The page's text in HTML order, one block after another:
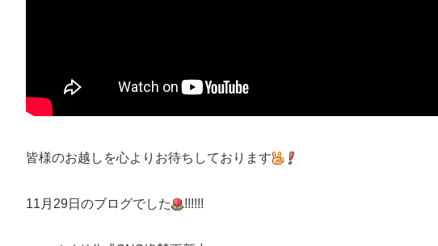
皆様のお越しを心よりお待ちしております
11月29日のブログでした !!!!!!